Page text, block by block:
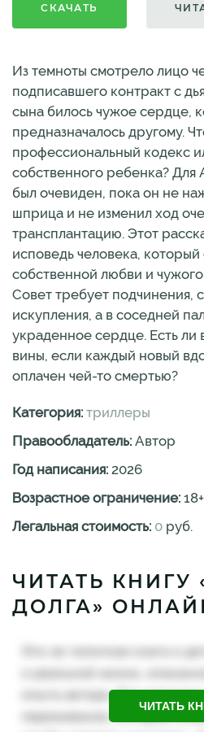
СКАЧАТЬ
Из темноты смотрело лицо
подписавшего контракт с
сына билось чужое сердце,
предназначалось другому.
профессиональный кодекс
собственного ребенка? Для
был очевиден, пока он не
шприца и не изменил ход
трансплантацию. Этот
исповедь человека,
собственной любви и
Совет требует подчинения,
искупления, а в соседней
украденное сердце. Есть ли
вины, если каждый новый
оплачен чей-то смертью?
Категория: триллеры
Правообладатель: Автор
Год написания: 2026
Возрастное ограничение: 18+
Легальная стоимость: 0 руб.
ЧИТАТЬ КНИГУ
ДОЛГА»
ЧИТАТЬ